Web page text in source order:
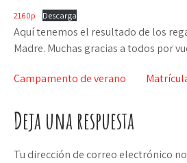
2160p Descarga
Aquí tenemos el resultado de los
Madre. Muchas gracias a todos por
Navegación
de
entradas
Campamento de verano
Deja una respuesta
Tu dirección de correo electrónico